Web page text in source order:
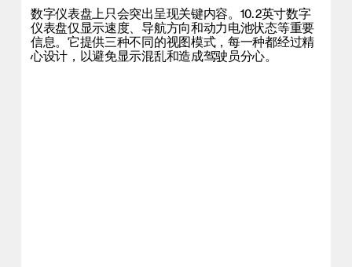
数字仪表盘上只会突出呈现关键内容。10.2英寸数字
仪表盘仅显示速度、导航方向和动力电池状态等重要
信息。它提供三种不同的视图模式，每一种都经过精
心设计，以避免显示混乱和造成驾驶员分心。